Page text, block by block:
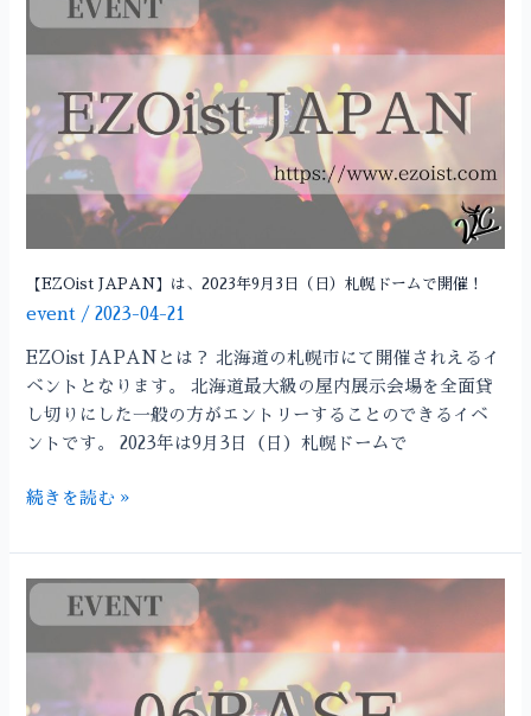
【EZOist JAPAN】は、2023年9月3日（日）札幌ドームで開催！
event /2023-04-21
EZOist JAPANとは？ 北海道の札幌市にて開催されえるイ
ベントとなります。 北海道最大級の屋内展示会場を全面貸
し切りにした一般の方がエントリーすることのできるイベ
ントです。 2023年は9月3日（日）札幌ドームで
JAPAN】
年
9
月
3
（日）
札
ー
ム
で
開
続きを読む »
【06BASE】
は
大
で